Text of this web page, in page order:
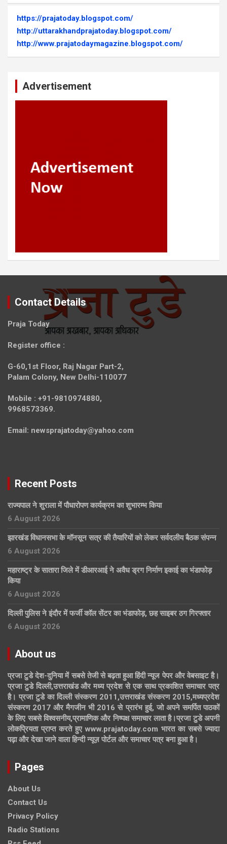
https://prajatoday.blogspot.com/
http://uttarakhandprajatoday.blogspot.com/
http://www.prajatodaymagazine.blogspot.com/
Advertisement
Contact Details
Praja Today
Register office :
G-60,1st Floor, Raj Nagar Part-2,
Palam Colony, New Delhi-110077
Mobile : +91-9810974880,
9968573369.
Email: newsprajatoday@yahoo.com
Recent Posts
राज्यपाल ने शुराला में पौधारोपण कार्यक्रम का शुभारम्भ किया
6 August 2026
झारखंड विधानसभा के मॉनसून सत्र की तैयारियों को लेकर सर्वदलीय बैठक संपन्न
6 August 2026
महाराष्ट्र के सातारा जिले में डीआरआई ने अवैध ड्रग निर्माण इकाई का भंडाफोड़
किया
6 August 2026
दिल्ली पुलिस ने इंदौर में फर्जी कॉल सेंटर का भंडाफोड़, छह साइबर ठग गिरफ्तार
6 August 2026
About us
प्रजा टुडे देश-दुनिया में सबसे तेजी से बढ़ता हुआ हिंदी न्यूज पेपर और वेबसाइट है।
प्रजा टुडे दिल्ली,उत्तराखंड और मध्य प्रदेश से एक साथ प्रकाशित समाचार पत्र
है। प्रजा टुडे का दिल्ली संस्करण 2011,उत्तराखंड संस्करण 2015,मध्यप्रदेश
संस्करण 2017 और मैगजीन भी 2016 से प्रारंभ हुई, जो अपने समर्पित पाठकों
के लिए सबसे विश्वसनीय,प्रामाणिक और निष्पक्ष समाचार लाता है।प्रजा टुडे अपनी
लोकप्रियता प्राप्त करते हुए www.prajatoday.com भारत का सबसे ज्यादा
पढ़ा और देखा जाने वाला हिन्दी न्यूज़ पोर्टल और समाचार पत्र बना हुआ है।
Pages
About Us
Contact Us
Privacy Policy
Radio Stations